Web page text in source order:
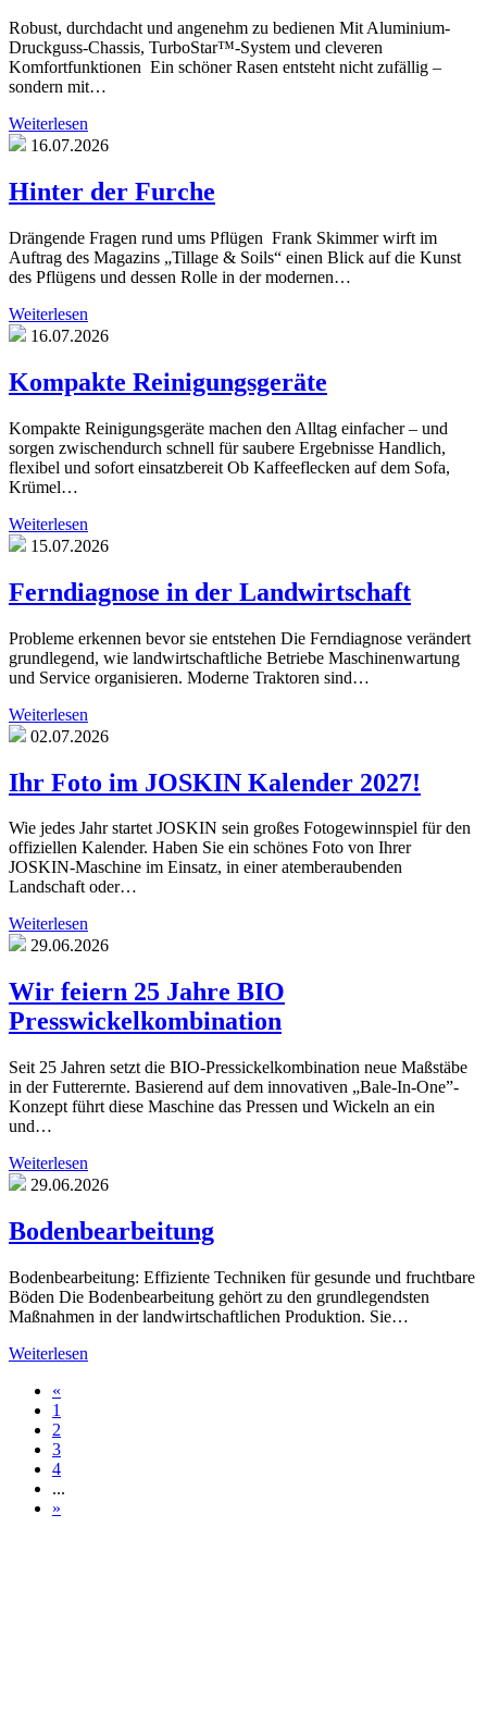
Robust, durchdacht und angenehm zu bedienen Mit Aluminium-
Druckguss-Chassis, TurboStar™-System und cleveren
Komfortfunktionen Ein schöner Rasen entsteht nicht zufällig –
sondern mit…
Weiterlesen
16.07.2026
Hinter der Furche
Drängende Fragen rund ums Pflügen Frank Skimmer wirft im
Auftrag des Magazins „Tillage & Soils“ einen Blick auf die Kunst
des Pflügens und dessen Rolle in der modernen…
Weiterlesen
16.07.2026
Kompakte Reinigungsgeräte
Kompakte Reinigungsgeräte machen den Alltag einfacher – und
sorgen zwischendurch schnell für saubere Ergebnisse Handlich,
flexibel und sofort einsatzbereit Ob Kaffeeflecken auf dem Sofa,
Krümel…
Weiterlesen
15.07.2026
Ferndiagnose in der Landwirtschaft
Probleme erkennen bevor sie entstehen Die Ferndiagnose verändert
grundlegend, wie landwirtschaftliche Betriebe Maschinenwartung
und Service organisieren. Moderne Traktoren sind…
Weiterlesen
02.07.2026
Ihr Foto im JOSKIN Kalender 2027!
Wie jedes Jahr startet JOSKIN sein großes Fotogewinnspiel für den
offiziellen Kalender. Haben Sie ein schönes Foto von Ihrer
JOSKIN-Maschine im Einsatz, in einer atemberaubenden
Landschaft oder…
Weiterlesen
29.06.2026
Wir feiern 25 Jahre BIO
Presswickelkombination
Seit 25 Jahren setzt die BIO-Pressickelkombination neue Maßstäbe
in der Futterernte. Basierend auf dem innovativen „Bale-In-One”-
Konzept führt diese Maschine das Pressen und Wickeln an ein
und…
Weiterlesen
29.06.2026
Bodenbearbeitung
Bodenbearbeitung: Effiziente Techniken für gesunde und fruchtbare
Böden Die Bodenbearbeitung gehört zu den grundlegendsten
Maßnahmen in der landwirtschaftlichen Produktion. Sie…
Weiterlesen
«
1
2
3
4
...
»